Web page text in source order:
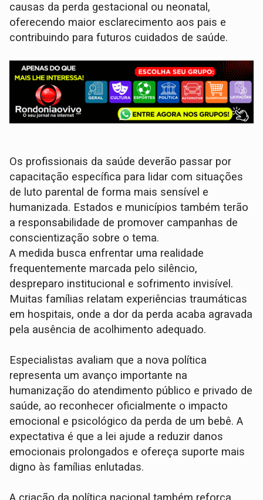
causas da perda gestacional ou neonatal,
oferecendo maior esclarecimento aos pais e
contribuindo para futuros cuidados de saúde.
Os profissionais da saúde deverão passar por
capacitação específica para lidar com situações
de luto parental de forma mais sensível e
humanizada. Estados e municípios também terão
a responsabilidade de promover campanhas de
conscientização sobre o tema.
A medida busca enfrentar uma realidade
frequentemente marcada pelo silêncio,
despreparo institucional e sofrimento invisível.
Muitas famílias relatam experiências traumáticas
em hospitais, onde a dor da perda acaba agravada
pela ausência de acolhimento adequado.
Especialistas avaliam que a nova política
representa um avanço importante na
humanização do atendimento público e privado de
saúde, ao reconhecer oficialmente o impacto
emocional e psicológico da perda de um bebê. A
expectativa é que a lei ajude a reduzir danos
emocionais prolongados e ofereça suporte mais
digno às famílias enlutadas.